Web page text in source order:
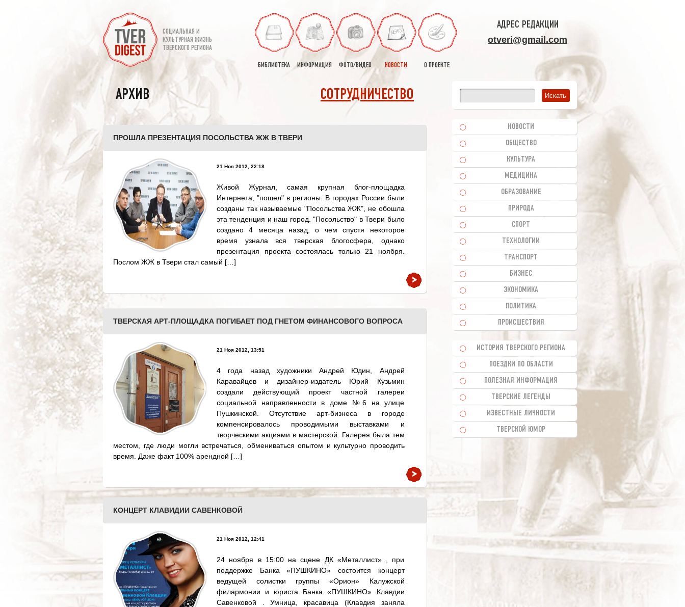
СОЦИАЛЬНАЯ И
КУЛЬТУРНАЯ ЖИЗНЬ
ТВЕРСКОГО РЕГИОНА
БИБЛИОТЕКА ИНФОРМАЦИЯ ФОТО/ВИДЕО НОВОСТИ О ПРОЕКТЕ
АДРЕС РЕДАКЦИИ
otveri@gmail.com
АРХИВ СОТРУДНИЧЕСТВО
ПРОШЛА ПРЕЗЕНТАЦИЯ ПОСОЛЬСТВА ЖЖ В ТВЕРИ
21 Ноя 2012, 22:18
Живой Журнал, самая крупная блог-площадка
Интернета, "пошел" в регионы. В городах России были
созданы так называемые "Посольства ЖЖ", не обошла
эта тенденция и наш город. "Посольство" в Твери было
создано 4 месяца назад, о чем спустя некоторое
время узнала вся тверская блогосфера, однако
презентация проекта состоялась только 21 ноября.
Послом ЖЖ в Твери стал самый […]
ТВЕРСКАЯ АРТ-ПЛОЩАДКА ПОГИБАЕТ ПОД ГНЕТОМ ФИНАНСОВОГО ВОПРОСА
21 Ноя 2012, 13:51
4 года назад художники Андрей Юдин, Андрей
Каравайцев и дизайнер-издатель Юрий Кузьмин
создали действующий проект частной галереи
социальной направленности в доме №6 на улице
Пушкинской. Отсутствие арт-бизнеса в городе
компенсировалось проводимыми выставками и
творческими акциями в мастерской. Галерея была тем
местом, где люди могли встречаться, обмениваться опытом и культурно проводить
время. Даже факт 100% арендной […]
КОНЦЕРТ КЛАВИДИИ САВЕНКОВОЙ
21 Ноя 2012, 12:41
24 ноября в 15:00 на сцене ДК «Металлист» , при
поддержке Банка «ПУШКИНО» состоится концерт
ведущей солистки группы «Орион» Калужской
филармонии и юриста Банка «ПУШКИНО» Клавдии
Савенковой . Умница, красавица (Клавдия заняла
НОВОСТИ
ОБЩЕСТВО
КУЛЬТУРА
МЕДИЦИНА
ОБРАЗОВАНИЕ
ПРИРОДА
СПОРТ
ТЕХНОЛОГИИ
ТРАНСПОРТ
БИЗНЕС
ЭКОНОМИКА
ПОЛИТИКА
ПРОИСШЕСТВИЯ
ИСТОРИЯ ТВЕРСКОГО РЕГИОНА
ПОЕЗДКИ ПО ОБЛАСТИ
ПОЛЕЗНАЯ ИНФОРМАЦИЯ
ТВЕРСКИЕ ЛЕГЕНДЫ
ИЗВЕСТНЫЕ ЛИЧНОСТИ
ТВЕРСКОЙ ЮМОР